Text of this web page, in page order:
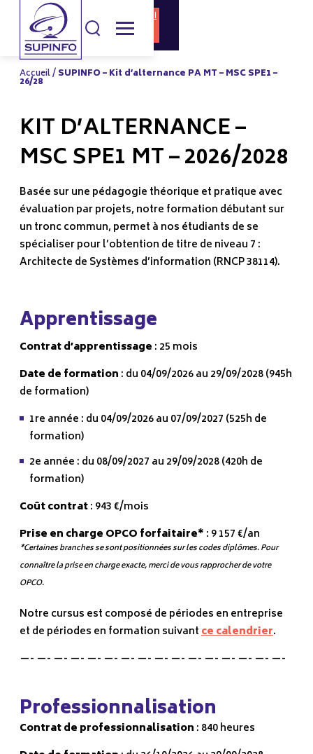
CANDIDATURE
DOCUMENTATI
ON
Accueil/SUPINFO – Kit d’alternance PA MT – MSC SPE1 –
26/28
KIT D’ALTERNANCE –
MSC SPE1 MT – 2026/2028
Basée sur une pédagogie théorique et pratique avec
évaluation par projets, notre formation débutant sur
un tronc commun, permet à nos étudiants de se
spécialiser pour l’obtention de titre de niveau 7 :
Architecte de Systèmes d’information (RNCP 38114).
Apprentissage
Contrat d’apprentissage : 25 mois
Date de formation : du 04/09/2026 au 29/09/2028 (945h
de formation)
1re année : du 04/09/2026 au 07/09/2027 (525h de
formation)
2e année : du 08/09/2027 au 29/09/2028 (420h de
formation)
Coût contrat: 943 €/mois
Prise en charge OPCO forfaitaire* : 9 157 €/an
*Certaines branches se sont positionnées sur les codes diplômes. Pour
connaître la prise en charge exacte, merci de vous rapprocher de votre
OPCO.
Notre cursus est composé de périodes en entreprise
et de périodes en formation suivantce calendrier.
—- —- —- —- —- —- —- —- —- —- —- —- —- —- —- —-
Professionnalisation
Contrat de professionnalisation : 840 heures